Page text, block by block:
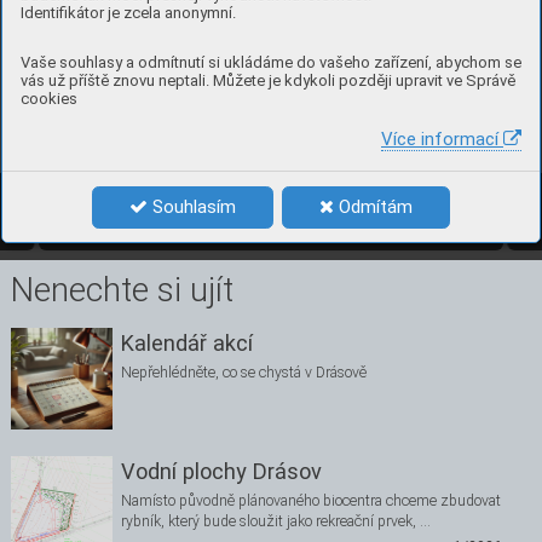
Identifikátor je zcela anonymní.
Vaše souhlasy a odmítnutí si ukládáme do vašeho zařízení, abychom se
vás už příště znovu neptali. Můžete je kdykoli později upravit ve Správě
cookies
Více informací
Souhlasím Odmítám
číslo 4, prosinec 2023
4/2023 6
Nenechte si ujít
Kalendář akcí
Nepřehlédněte, co se chystá v Drásově
Vodní plochy Drásov
Namísto původně plánovaného biocentra chceme zbudovat
rybník, který bude sloužit jako rekreační prvek, …